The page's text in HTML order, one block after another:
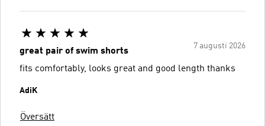
7 augusti 2026
great pair of swim shorts
fits comfortably, looks great and good length thanks
AdiK
Översätt